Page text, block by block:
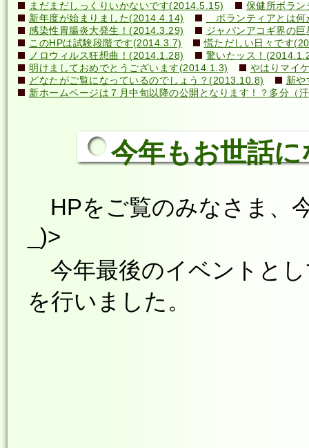
まだまだしっくりいかないです(2014.5.15)
保健所ボラ
新年度が始まりました(2014.4.14)
ボランティアとは
感染性胃腸炎大発生！(2014.3.29)
ジャパンアコギ界の
このHPは試験段階です(2014.3.7)
慌ただしい日々です
ノロウィルス狂想曲！(2014.1.28)
驚いたッス！
明けましておめでとうございます(2014.1.3)
やはりマイ
どなたがご覧になっているのでしょう？(2013.10.8)
新や
新ホームページは７月中旬以降の公開となります！？多分
今年もお世話
HPをご覧のみなさま、
_)>
今年最後のイベントと
を行いました。